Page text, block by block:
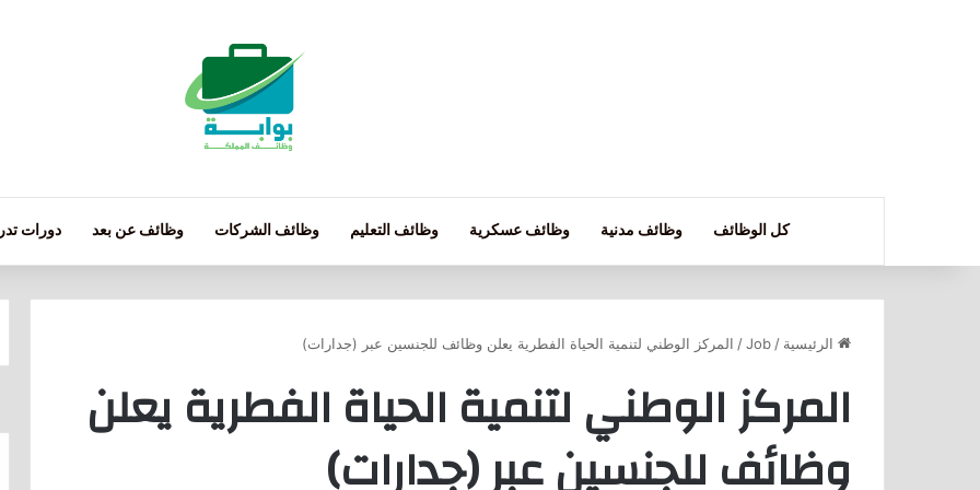
كل الوظائف وظائف مدنية وظائف عسكرية وظائف التعليم وظائف الشركات وظائف عن بعد دورات
الرئيسية /
Job
/ المركز الوطني لتنمية الحياة الفطرية يعلن وظائف للجنسين عبر (جدارات)
المركز الوطني لتنمية الحياة الفطرية يعلن
وظائف للجنسين عبر (جدارات)